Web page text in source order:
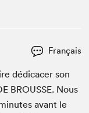
Français
dédi­cac­er son
BROUSSE. Nous
avant le